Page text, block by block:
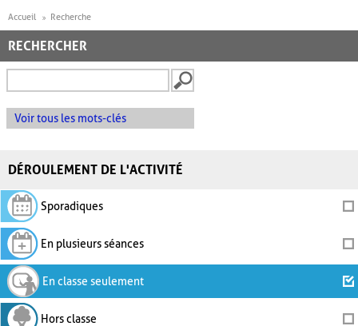
Accueil Recherche
RECHERCHER
Voir tous les mots-clés
DÉROULEMENT DE L'ACTIVITÉ
Sporadiques
En plusieurs séances
En classe seulement
Hors classe